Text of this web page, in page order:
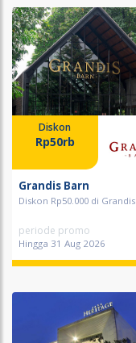
Diskon
Rp50rb
Grandis Barn
Diskon Rp50.000 di
periode promo
Hingga 31 Aug 2026